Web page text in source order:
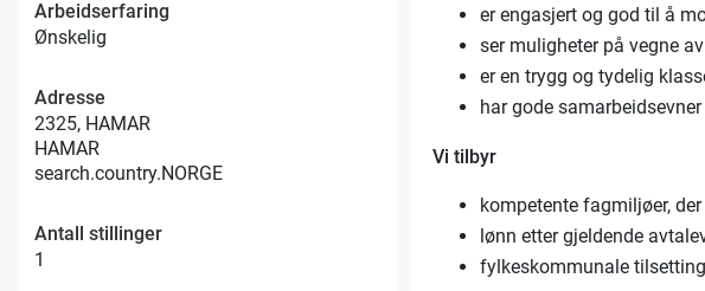
Arbeidserfaring
Ønskelig
Adresse
2325, HAMAR
HAMAR
search.country.NORGE
Antall stillinger
1
er engasjert og god til å
ser muligheter på vegne
er en trygg og tydelig
har gode
Vi tilbyr
kompetente fagmiljøer,
lønn etter gjeldende
fylkeskommunale